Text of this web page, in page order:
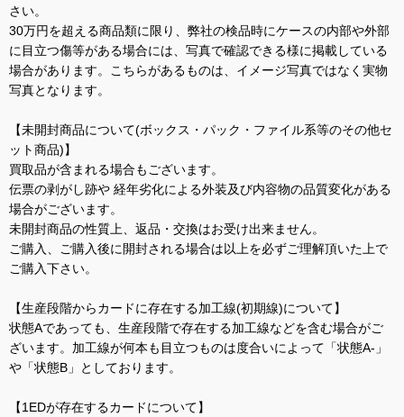
さい。
30万円を超える商品類に限り、弊社の検品時にケースの内部や外部
に目立つ傷等がある場合には、写真で確認できる様に掲載している
場合があります。こちらがあるものは、イメージ写真ではなく実物
写真となります。
【未開封商品について(ボックス・パック・ファイル系等のその他セ
ット商品)】
買取品が含まれる場合もございます。
伝票の剥がし跡や 経年劣化による外装及び内容物の品質変化がある
場合がございます。
未開封商品の性質上、返品・交換はお受け出来ません。
ご購入、ご購入後に開封される場合は以上を必ずご理解頂いた上で
ご購入下さい。
【生産段階からカードに存在する加工線(初期線)について】
状態Aであっても、生産段階で存在する加工線などを含む場合がご
ざいます。加工線が何本も目立つものは度合いによって「状態A-」
や「状態B」としております。
【1EDが存在するカードについて】